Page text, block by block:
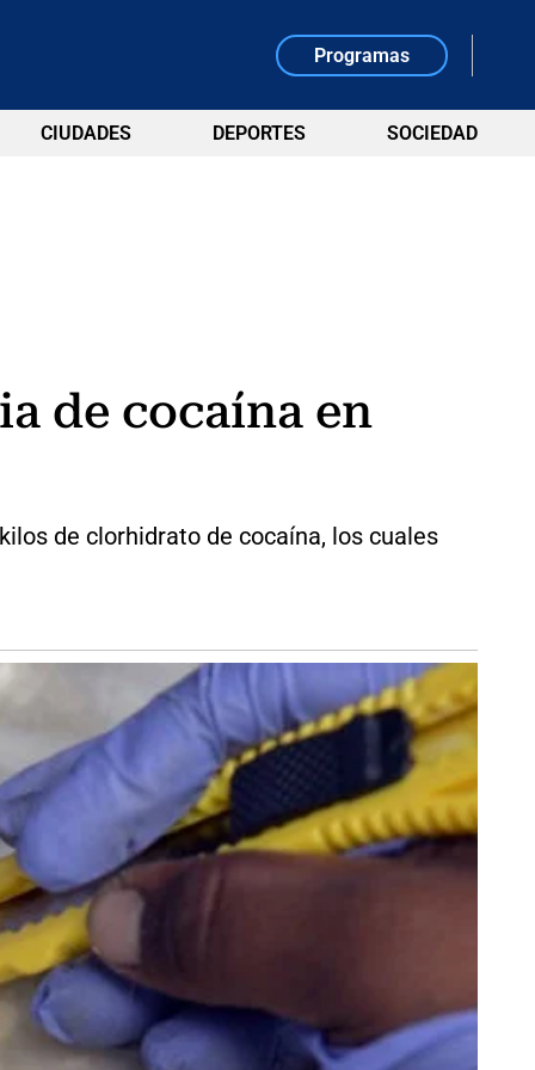
Programas
CIUDADES DEPORTES SOCIEDAD
de cocaína en
de clorhidrato de cocaína, los cuales